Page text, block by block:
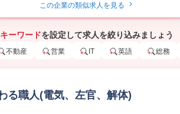
この企業の類似求人を見る
キーワードを設定して求人を絞り込みましょう
不動産 営業 IT 英語 総務
る職人(電気、左官、解体)